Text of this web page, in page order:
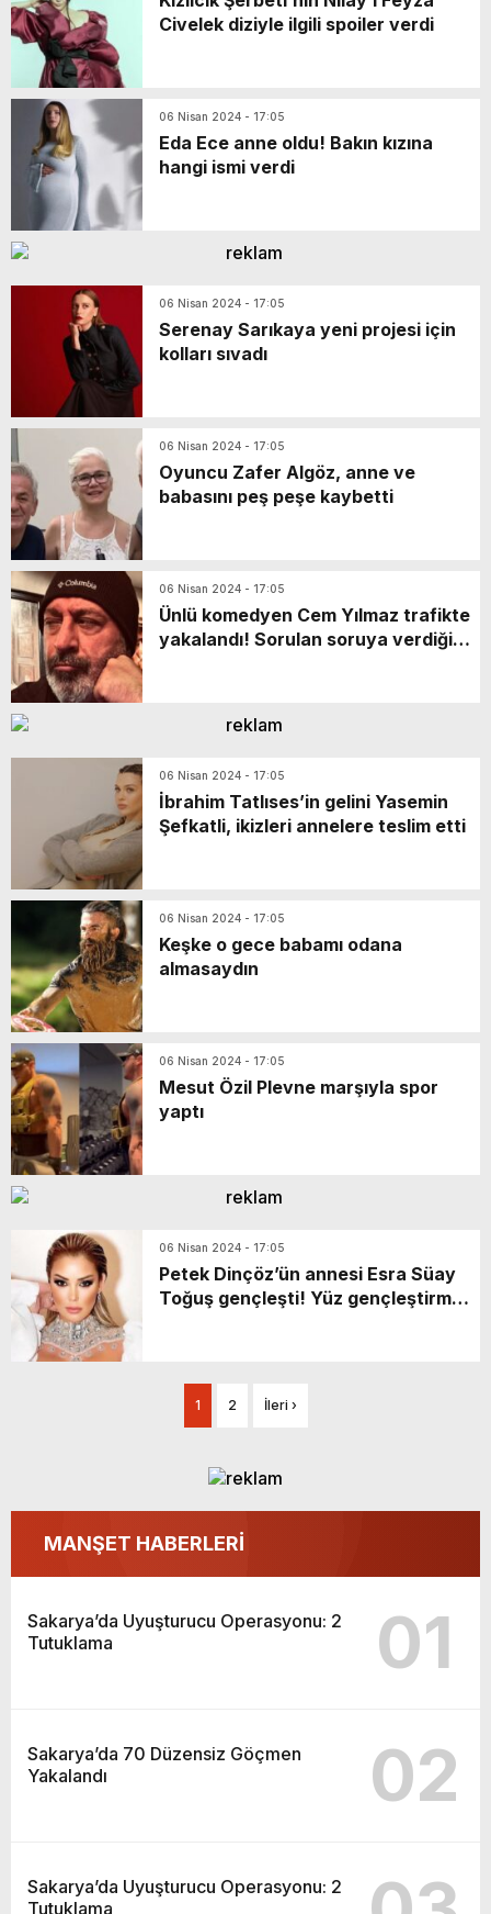
Civelek diziyle ilgili spoiler verdi
06 Nisan 2024 - 17:05
Eda Ece anne oldu! Bakın kızına
hangi ismi verdi
06 Nisan 2024 - 17:05
Serenay Sarıkaya yeni projesi için
kolları sıvadı
06 Nisan 2024 - 17:05
Oyuncu Zafer Algöz, anne ve
babasını peş peşe kaybetti
06 Nisan 2024 - 17:05
Ünlü komedyen Cem Yılmaz trafikte
yakalandı! Sorulan soruya verdiği
06 Nisan 2024 - 17:05
İbrahim Tatlıses’in gelini Yasemin
Şefkatli, ikizleri annelere teslim etti
06 Nisan 2024 - 17:05
Keşke o gece babamı odana
almasaydın
06 Nisan 2024 - 17:05
Mesut Özil Plevne marşıyla spor
yaptı
06 Nisan 2024 - 17:05
Petek Dinçöz’ün annesi Esra Süay
Toğuş gençleşti! Yüz gençleştirme
1 2 İleri ›
MANŞET HABERLERİ
Sakarya’da Uyuşturucu Operasyonu: 2
Tutuklama
01
Sakarya’da 70 Düzensiz Göçmen
Yakalandı
02
Sakarya’da Uyuşturucu Operasyonu: 2
Tutuklama